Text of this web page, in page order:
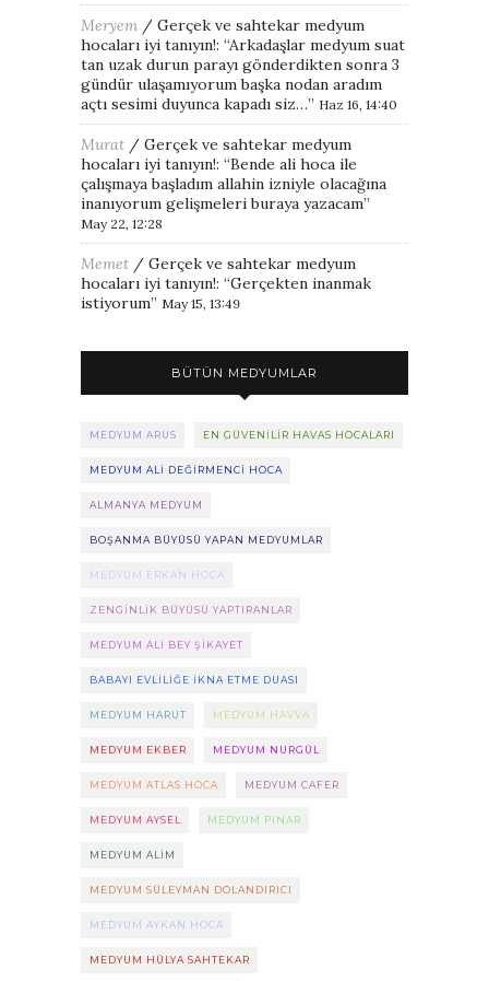
Meryem / Gerçek ve sahtekar medyum
hocaları iyi tanıyın!: “Arkadaşlar medyum suat
tan uzak durun parayı gönderdikten sonra 3
gündür ulaşamıyorum başka nodan aradım
açtı sesimi duyunca kapadı siz…” Haz 16, 14:40
Murat / Gerçek ve sahtekar medyum
hocaları iyi tanıyın!: “Bende ali hoca ile
çalışmaya başladım allahin izniyle olacağına
inanıyorum gelişmeleri buraya yazacam”
May 22, 12:28
Memet / Gerçek ve sahtekar medyum
hocaları iyi tanıyın!: “Gerçekten inanmak
istiyorum” May 15, 13:49
BÜTÜN MEDYUMLAR
MEDYUM ARUS EN GÜVENILIR HAVAS HOCALARI
MEDYUM ALI DEĞIRMENCI HOCA
ALMANYA MEDYUM
BOŞANMA BÜYÜSÜ YAPAN MEDYUMLAR
MEDYUM ERKAN HOCA
ZENGINLIK BÜYÜSÜ YAPTIRANLAR
MEDYUM ALI BEY ŞIKAYET
BABAYI EVLILIĞE IKNA ETME DUASI
MEDYUM HARUT MEDYUM HAVVA
MEDYUM EKBER MEDYUM NURGÜL
MEDYUM ATLAS HOCA MEDYUM CAFER
MEDYUM AYSEL MEDYUM PINAR
MEDYUM ALIM
MEDYUM SÜLEYMAN DOLANDIRICI
MEDYUM AYKAN HOCA
MEDYUM HÜLYA SAHTEKAR